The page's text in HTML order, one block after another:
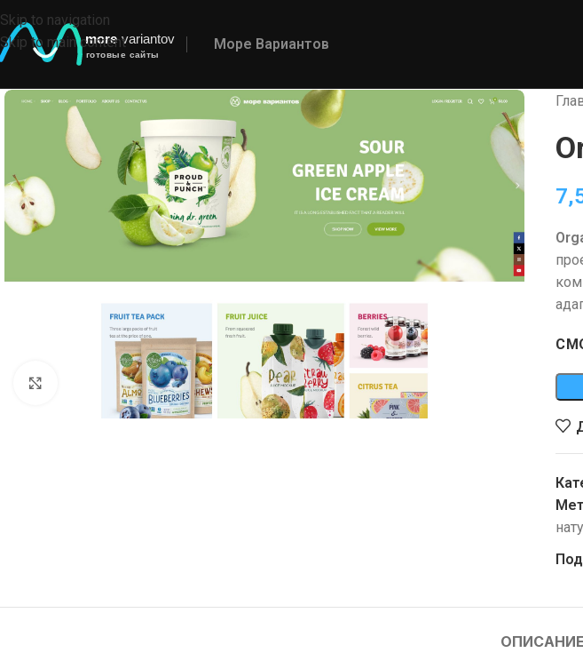
Skip to navigation
Skip to main content
Море Вариантов
Click to enlarge
ОПИСАНИЕ